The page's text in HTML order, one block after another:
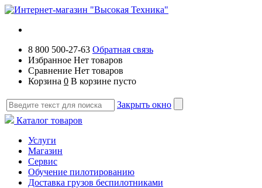
8 800 500-27-63 Обратная связь
Избранное Нет товаров
Сравнение Нет товаров
Корзина 0 В корзине пусто
Закрыть окно
Каталог товаров
Услуги
Магазин
Сервис
Обучение пилотированию
Доставка грузов беспилотниками